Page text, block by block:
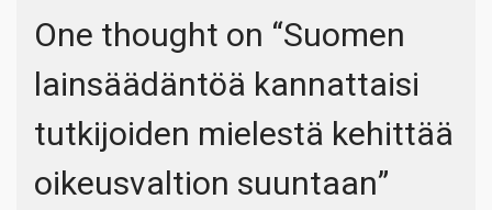
One thought on “Suomen
lainsäädäntöä kannattaisi
tutkijoiden mielestä kehittää
oikeusvaltion suuntaan”